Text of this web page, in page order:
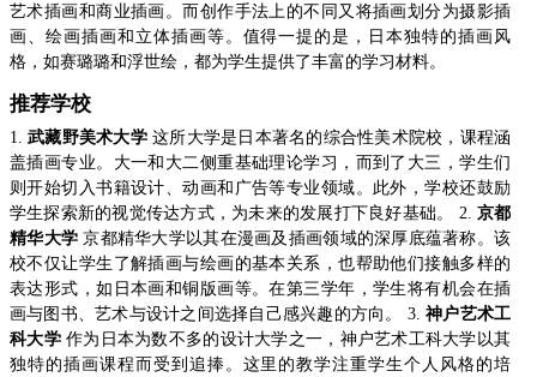
艺术插画和商业插画。而创作手法上的不同又将插画划分为摄影插
画、绘画插画和立体插画等。值得一提的是，日本独特的插画风
格，如赛璐璐和浮世绘，都为学生提供了丰富的学习材料。
推荐学校
1.武藏野美术大学这所大学是日本著名的综合性美术院校，课程涵
盖插画专业。大一和大二侧重基础理论学习，而到了大三，学生们
则开始切入书籍设计、动画和广告等专业领域。此外，学校还鼓励
学生探索新的视觉传达方式，为未来的发展打下良好基础。 2. 京都
精华大学 京都精华大学以其在漫画及插画领域的深厚底蕴著称。该
校不仅让学生了解插画与绘画的基本关系，也帮助他们接触多样的
表达形式，如日本画和铜版画等。在第三学年，学生将有机会在插
画与图书、艺术与设计之间选择自己感兴趣的方向。 3.神户艺术工
科大学作为日本为数不多的设计大学之一，神户艺术工科大学以其
独特的插画课程而受到追捧。这里的教学注重学生个人风格的培